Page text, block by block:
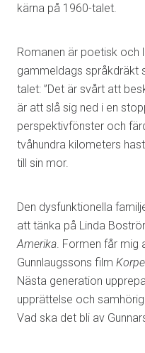
kärna på 1960-talet.
Romanen är poetisk och
gammeldags språkdräkt
talet: ”Det är svårt att
är att slå sig ned i en
perspektivfönster och
tvåhundra kilometers
till sin mor.
Den dysfunktionella
att tänka på Linda
Amerika. Formen får mig
Gunnlaugssons film
Nästa generation
upprättelse och
Vad ska det bli av